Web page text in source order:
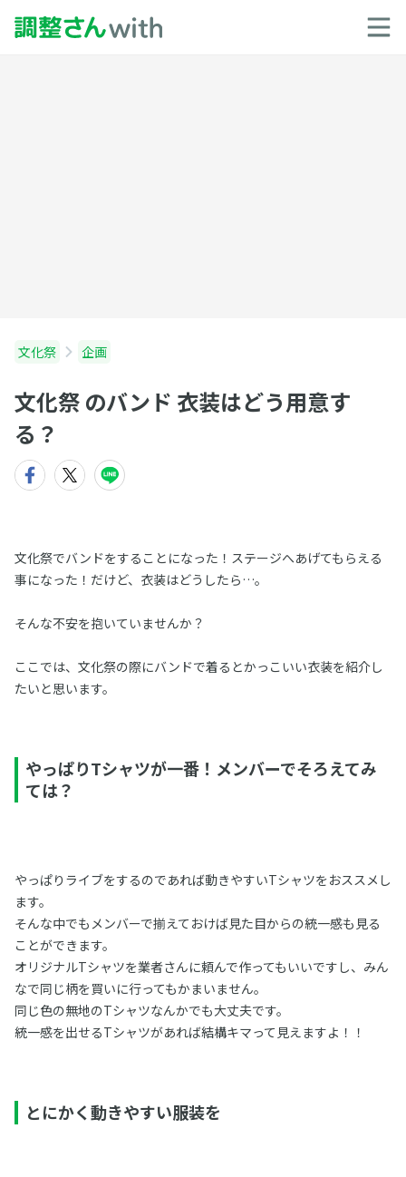
文化祭 企画
文化祭 のバンド 衣装はどう用意す
る？
文化祭でバンドをすることになった！ステージへあげてもらえる
事になった！だけど、衣装はどうしたら…。
そんな不安を抱いていませんか？
ここでは、文化祭の際にバンドで着るとかっこいい衣装を紹介し
たいと思います。
やっぱりTシャツが一番！メンバーでそろえてみ
ては？
やっぱりライブをするのであれば動きやすいTシャツをおススメし
ます。
そんな中でもメンバーで揃えておけば見た目からの統一感も見る
ことができます。
オリジナルTシャツを業者さんに頼んで作ってもいいですし、みん
なで同じ柄を買いに行ってもかまいません。
同じ色の無地のTシャツなんかでも大丈夫です。
統一感を出せるTシャツがあれば結構キマって見えますよ！！
とにかく動きやすい服装を